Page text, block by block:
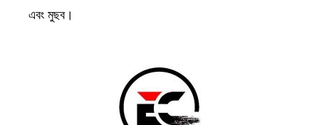
এবং মুছব।